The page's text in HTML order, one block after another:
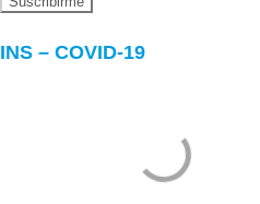
INS – COVID-19